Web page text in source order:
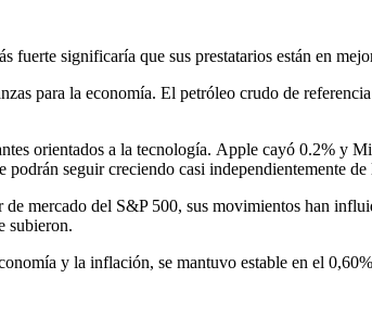
significaría que sus prestatarios están en
para la economía. El petróleo crudo de
orientados a la tecnología. Apple cayó 0.2% y
seguir creciendo casi independientemente
mercado del S&P 500, sus movimientos han
subieron.
y la inflación, se mantuvo estable en el